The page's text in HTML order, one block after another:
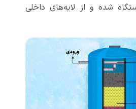
شده و از لایه‌های داخلی